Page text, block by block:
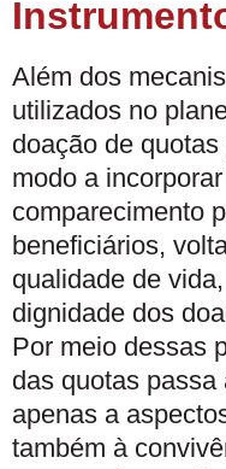
Além dos
utilizados no
doação de
modo a
comparecimento
beneficiários,
qualidade de
dignidade dos
Por meio dessas
das quotas
apenas a
também à